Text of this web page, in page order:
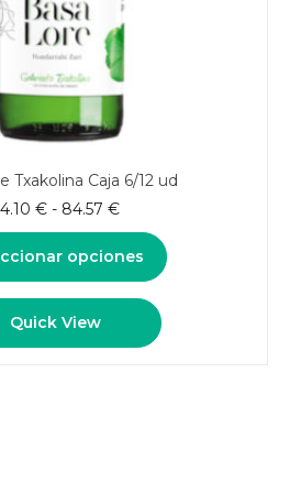
Txakolina Caja 6/12 ud
€ - 84.57 €Rango
de
precios:
desde
44.10 €
84.57 €
opciones
producto
tiene
Quick View